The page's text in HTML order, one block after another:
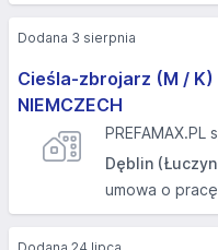
Cieśla-zbrojarz (M /
NIEMCZECH
PREFAMAX.PL
Dęblin
umowa o pracę
Dodana 3 sierpnia